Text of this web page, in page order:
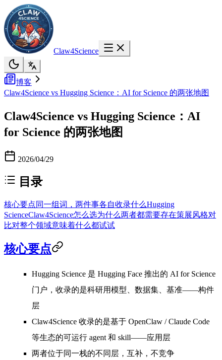
Claw4Science
博客
Claw4Science vs Hugging Science：AI for Science 的两张地图
Claw4Science vs Hugging Science：AI
for Science 的两张地图
2026/04/29
目录
核心要点同一组词，两件事各自收录什么Hugging
ScienceClaw4Science怎么选为什么两者都需要存在策展风格对
比对整个领域意味着什么都试试
核心要点
Hugging Science 是 Hugging Face 推出的 AI for Science
门户，收录的是科研用模型、数据集、基准——构件
层
Claw4Science 收录的是基于 OpenClaw / Claude Code
等生态的可运行 agent 和 skill——应用层
两者位于同一栈的不同层，互补，不竞争